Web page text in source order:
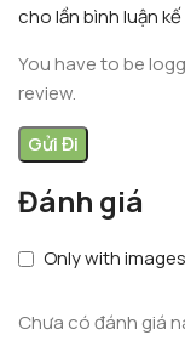
Đánh giá
Only with images
Chưa có đánh giá
cho lần bình luận
You have to be
review.